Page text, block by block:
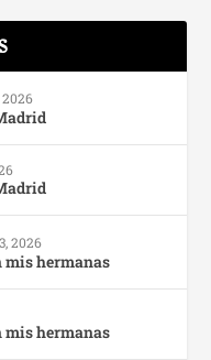
2026
2026
mis hermanas
mis hermanas